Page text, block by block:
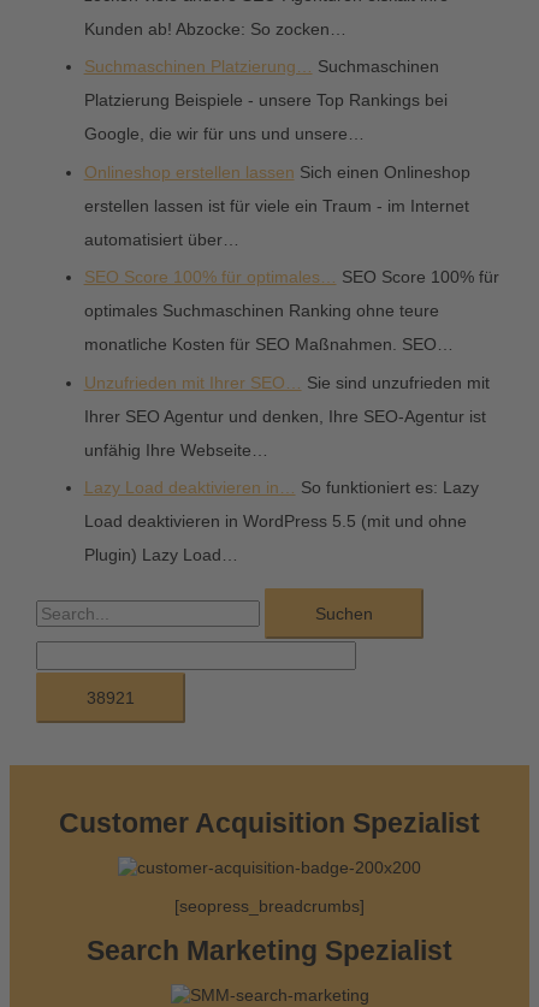
Kunden ab! Abzocke: So zocken…
Suchmaschinen Platzierung…
Suchmaschinen
Platzierung Beispiele - unsere Top Rankings bei
Google, die wir für uns und unsere…
Onlineshop erstellen lassen Sich einen Onlineshop
erstellen lassen ist für viele ein Traum - im Internet
automatisiert über…
SEO Score 100% für optimales…
SEO Score 100% für
optimales Suchmaschinen Ranking ohne teure
monatliche Kosten für SEO Maßnahmen. SEO…
Unzufrieden mit Ihrer SEO…
Sie sind unzufrieden mit
Ihrer SEO Agentur und denken, Ihre SEO-Agentur ist
unfähig Ihre Webseite…
Lazy Load deaktivieren in…
So funktioniert es: Lazy
Load deaktivieren in WordPress 5.5 (mit und ohne
Plugin) Lazy Load…
S
u
c
Customer Acquisition Spezialist
[seopress_breadcrumbs]
Search Marketing Spezialist